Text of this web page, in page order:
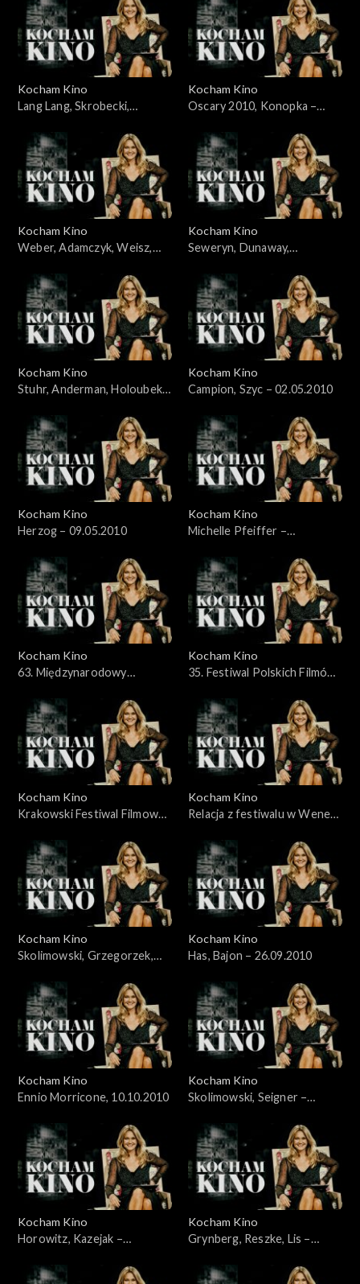
Kocham Kino
Lang Lang, Skrobecki,
Kocham Kino
Oscary 2010, Konopka –
Kocham Kino
Weber, Adamczyk, Weisz,
Kocham Kino
Seweryn, Dunaway,
Kocham Kino
Stuhr, Anderman, Holoubek –
Kocham Kino
Campion, Szyc – 02.05.2010
Kocham Kino
Herzog – 09.05.2010
Kocham Kino
Michelle Pfeiffer –
Kocham Kino
63. Międzynarodowy
2010 - 23.05.2010
Kocham Kino
35. Festiwal Polskich Filmów
Kocham Kino
Krakowski Festiwal Filmowy
Kocham Kino
Relacja z festiwalu w Wenecji
Kocham Kino
Skolimowski, Grzegorzek,
Kocham Kino
Has, Bajon – 26.09.2010
Kocham Kino
Ennio Morricone, 10.10.2010
Kocham Kino
Skolimowski, Seigner –
Kocham Kino
Horowitz, Kazejak –
Kocham Kino
Grynberg, Reszke, Lis –